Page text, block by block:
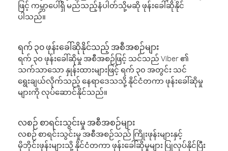
ဖြင့် ကမ္ဘာပေါ်ရှိ မည်သည့်နံပါတ်သို့မဆို ဖုန်းခေါ်ဆိုနိုင်
ပါသည်။
ရက် ၃၀ ဖုန်းခေါ်ဆိုနိုင်သည့် အစီအစဉ်များ
ရက် ၃၀ ဖုန်းခေါ်ဆိုမှု အစီအစဉ်ဖြင့် သင်သည် Viber ၏
သက်သာသော နှုန်းထားများဖြင့် ရက် ၃၀ အတွင်း သင်
ရွေးချယ်လိုက်သည့် နေရာဒေသသို့ နိုင်ငံတကာ ဖုန်းခေါ်ဆိုမှု
များကို လုပ်ဆောင်နိုင်သည်။
လစဉ် စာရင်းသွင်းမှု အစီအစဉ်များ
လစဉ် စာရင်းသွင်းမှု အစီအစဉ်သည် ကြိုးဖုန်းများနှင့်
မိုဘိုင်းဖုန်းများသို့ နိုင်ငံတကာ ဖုန်းခေါ်ဆိုမှုများ ပြုလုပ်နိုင်ပြီး